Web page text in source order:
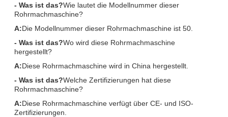
- Was ist das?Wie lautet die Modellnummer dieser
Rohrmachmaschine?
A:Die Modellnummer dieser Rohrmachmaschine ist 50.
- Was ist das?Wo wird diese Rohrmachmaschine
hergestellt?
A:Diese Rohrmachmaschine wird in China hergestellt.
- Was ist das?Welche Zertifizierungen hat diese
Rohrmachmaschine?
A:Diese Rohrmachmaschine verfügt über CE- und ISO-
Zertifizierungen.